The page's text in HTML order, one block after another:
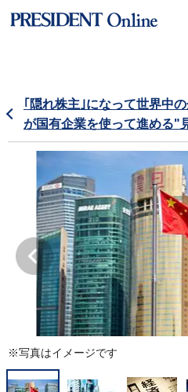
｢隠れ株主｣になって世界中
が国有企業を使って進める"
※写真はイメージです